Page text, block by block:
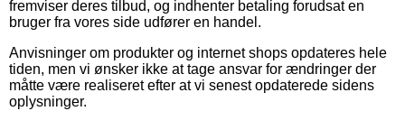
fremviser deres tilbud, og indhenter betaling forudsat en
bruger fra vores side udfører en handel.
Anvisninger om produkter og internet shops opdateres hele
tiden, men vi ønsker ikke at tage ansvar for ændringer der
måtte være realiseret efter at vi senest opdaterede sidens
oplysninger.